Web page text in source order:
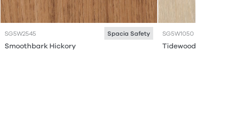
SG5W2545 Spacia Safety
Smoothbark Hickory
SG5W1050
Tidewood Oak